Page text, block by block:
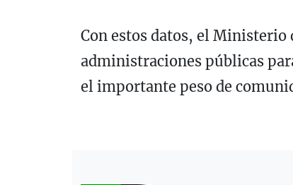
Con estos datos, el Ministerio
administraciones públicas
el importante peso de